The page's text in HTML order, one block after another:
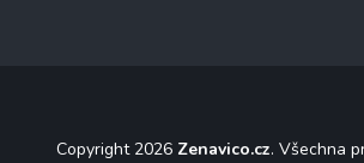
Copyright 2026 Zenavico.cz. Všechna